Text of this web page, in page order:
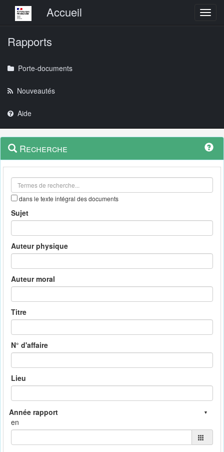
Menu principalAccueil
Rapports
Porte-documents
Nouveautés
Aide
Navigation
outils
Menu
contextuel
Recherche
dans le texte intégral des documents
Sujet
Auteur physique
Auteur moral
Titre
N° d'affaire
Lieu
en